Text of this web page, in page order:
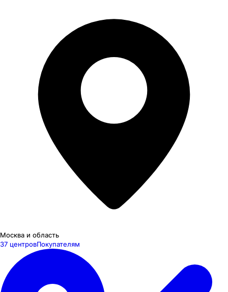
Москва и область
37 центровПокупателям